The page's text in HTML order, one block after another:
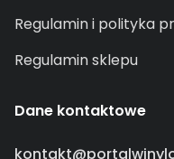
Regulamin i polityka
Regulamin sklepu
Dane kontaktowe